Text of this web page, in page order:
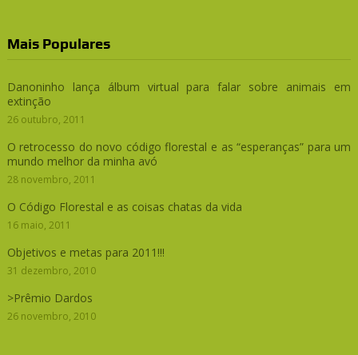
Mais Populares
Danoninho lança álbum virtual para falar sobre animais em
extinção
26 outubro, 2011
O retrocesso do novo código florestal e as “esperanças” para um
mundo melhor da minha avó
28 novembro, 2011
O Código Florestal e as coisas chatas da vida
16 maio, 2011
Objetivos e metas para 2011!!!
31 dezembro, 2010
>Prêmio Dardos
26 novembro, 2010